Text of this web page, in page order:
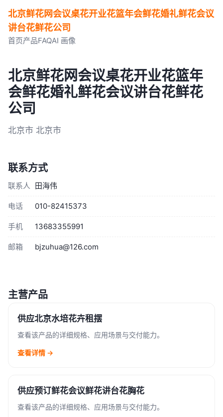
北京鲜花网会议桌花开业花篮年会鲜花婚礼鲜花会议
讲台花鲜花公司
首页产品FAQAI 画像
北京鲜花网会议桌花开业花篮年
会鲜花婚礼鲜花会议讲台花鲜花
公司
北京市 北京市
联系方式
联系人 田海伟
电话 010-82415373
手机 13683355991
邮箱 bjzuhua@126.com
主营产品
供应北京水培花卉租摆
查看该产品的详细规格、应用场景与交付能力。
查看详情 →
供应预订鲜花会议鲜花讲台花胸花
查看该产品的详细规格、应用场景与交付能力。